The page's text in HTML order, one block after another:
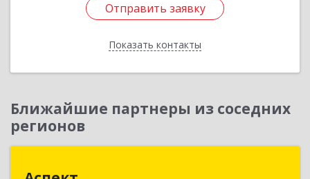
Отправить заявку
Показать контакты
Отправить заявку
Назад
Ближайшие партнеры из соседних
регионов